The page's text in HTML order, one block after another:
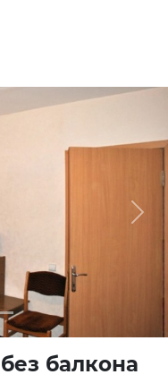
Next
балкона